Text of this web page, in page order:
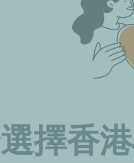
擇香